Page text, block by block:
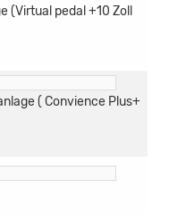
(Virtual pedal +10 Zoll
( Convience Plus+